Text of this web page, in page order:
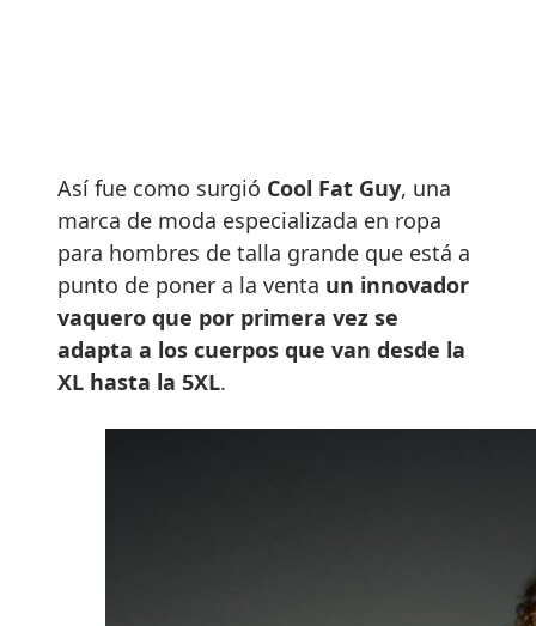
Así fue como surgió Cool Fat Guy, una
marca de moda especializada en ropa
para hombres de talla grande que está a
punto de poner a la venta un innovador
vaquero que por primera vez se
adapta a los cuerpos que van desde la
XL hasta la 5XL.